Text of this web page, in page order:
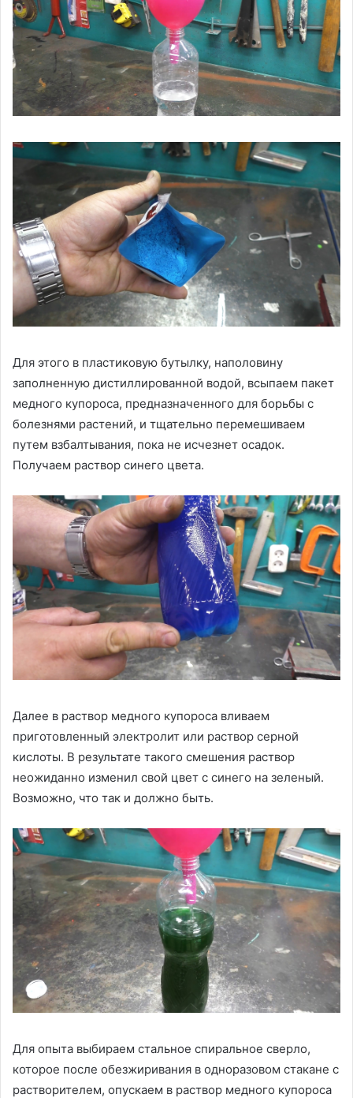
Для этого в пластиковую бутылку, наполовину
заполненную дистиллированной водой, всыпаем пакет
медного купороса, предназначенного для борьбы с
болезнями растений, и тщательно перемешиваем
путем взбалтывания, пока не исчезнет осадок.
Получаем раствор синего цвета.
Далее в раствор медного купороса вливаем
приготовленный электролит или раствор серной
кислоты. В результате такого смешения раствор
неожиданно изменил свой цвет с синего на зеленый.
Возможно, что так и должно быть.
Для опыта выбираем стальное спиральное сверло,
которое после обезжиривания в одноразовом стакане с
растворителем, опускаем в раствор медного купороса